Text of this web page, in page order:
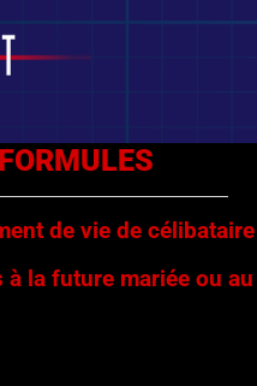
de vie de célibataire
la future mariée ou